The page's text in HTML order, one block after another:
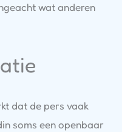
wat anderen
dat de pers vaak
soms een openbaar